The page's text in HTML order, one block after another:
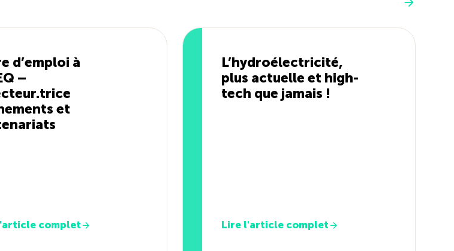
d’emploi à
–
et
complet
L’hydroélectricité,
plus actuelle et high-
tech que jamais !
Lire l'article complet